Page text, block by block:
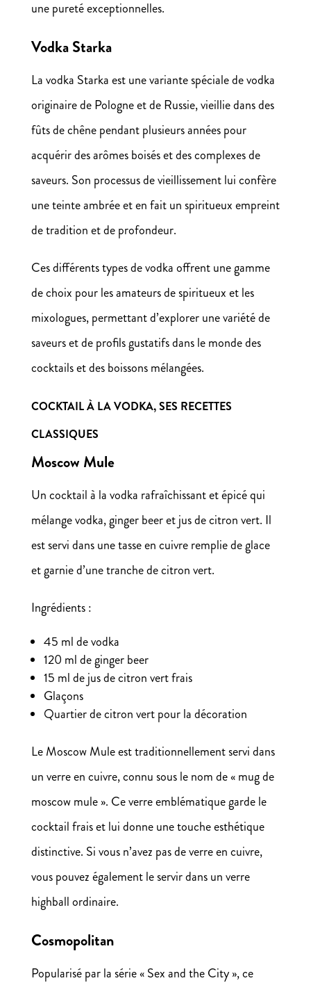
une pureté exceptionnelles.
Vodka Starka
La vodka Starka est une variante spéciale de vodka
originaire de Pologne et de Russie, vieillie dans des
fûts de chêne pendant plusieurs années pour
acquérir des arômes boisés et des complexes de
saveurs. Son processus de vieillissement lui confère
une teinte ambrée et en fait un spiritueux empreint
de tradition et de profondeur.
Ces différents types de vodka offrent une gamme
de choix pour les amateurs de spiritueux et les
mixologues, permettant d’explorer une variété de
saveurs et de profils gustatifs dans le monde des
cocktails et des boissons mélangées.
COCKTAIL À LA VODKA, SES RECETTES
CLASSIQUES
Moscow Mule
Un cocktail à la vodka rafraîchissant et épicé qui
mélange vodka, ginger beer et jus de citron vert. Il
est servi dans une tasse en cuivre remplie de glace
et garnie d’une tranche de citron vert.
Ingrédients :
45 ml de vodka
120 ml de ginger beer
15 ml de jus de citron vert frais
Glaçons
Quartier de citron vert pour la décoration
Le Moscow Mule est traditionnellement servi dans
un verre en cuivre, connu sous le nom de « mug de
moscow mule ». Ce verre emblématique garde le
cocktail frais et lui donne une touche esthétique
distinctive. Si vous n’avez pas de verre en cuivre,
vous pouvez également le servir dans un verre
highball ordinaire.
Cosmopolitan
Popularisé par la série « Sex and the City », ce